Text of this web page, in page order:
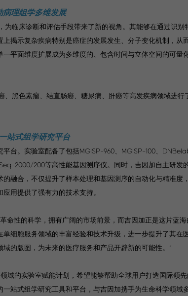
病理组学多维发展
临床诊断和评估手段带来了新的视角。其能够在通过识别
揭示复杂疾病特别是癌症的发展发生、分子变化机制，从
平面维度扩展成为多维度的、包含时间与立体空间的可量
黑色素瘤、结直肠癌、糖尿病、肝癌等高发疾病领域进行
站式组学研究平台
台。实验室配备了包括MGISP-960、MGISP-100、
2000/200等高性能基因测序仪。同时，吉因加自主研发
融合，不仅提升了样本处理和基因测序的自动化与精准度
用提供了强有力的技术支持。
命性的科学，拥有广阔的市场前景，而吉因加正是这片蓝
细胞服务领域的丰富经验和技术升级，进一步提升了其在
的版图，为未来的医疗服务和产品开辟新的可能性。”
域的实验室赋能计划，希望能够帮助全球用户打造国际领
站式组学研究工具和平台，与吉因加携手为生命科学领域